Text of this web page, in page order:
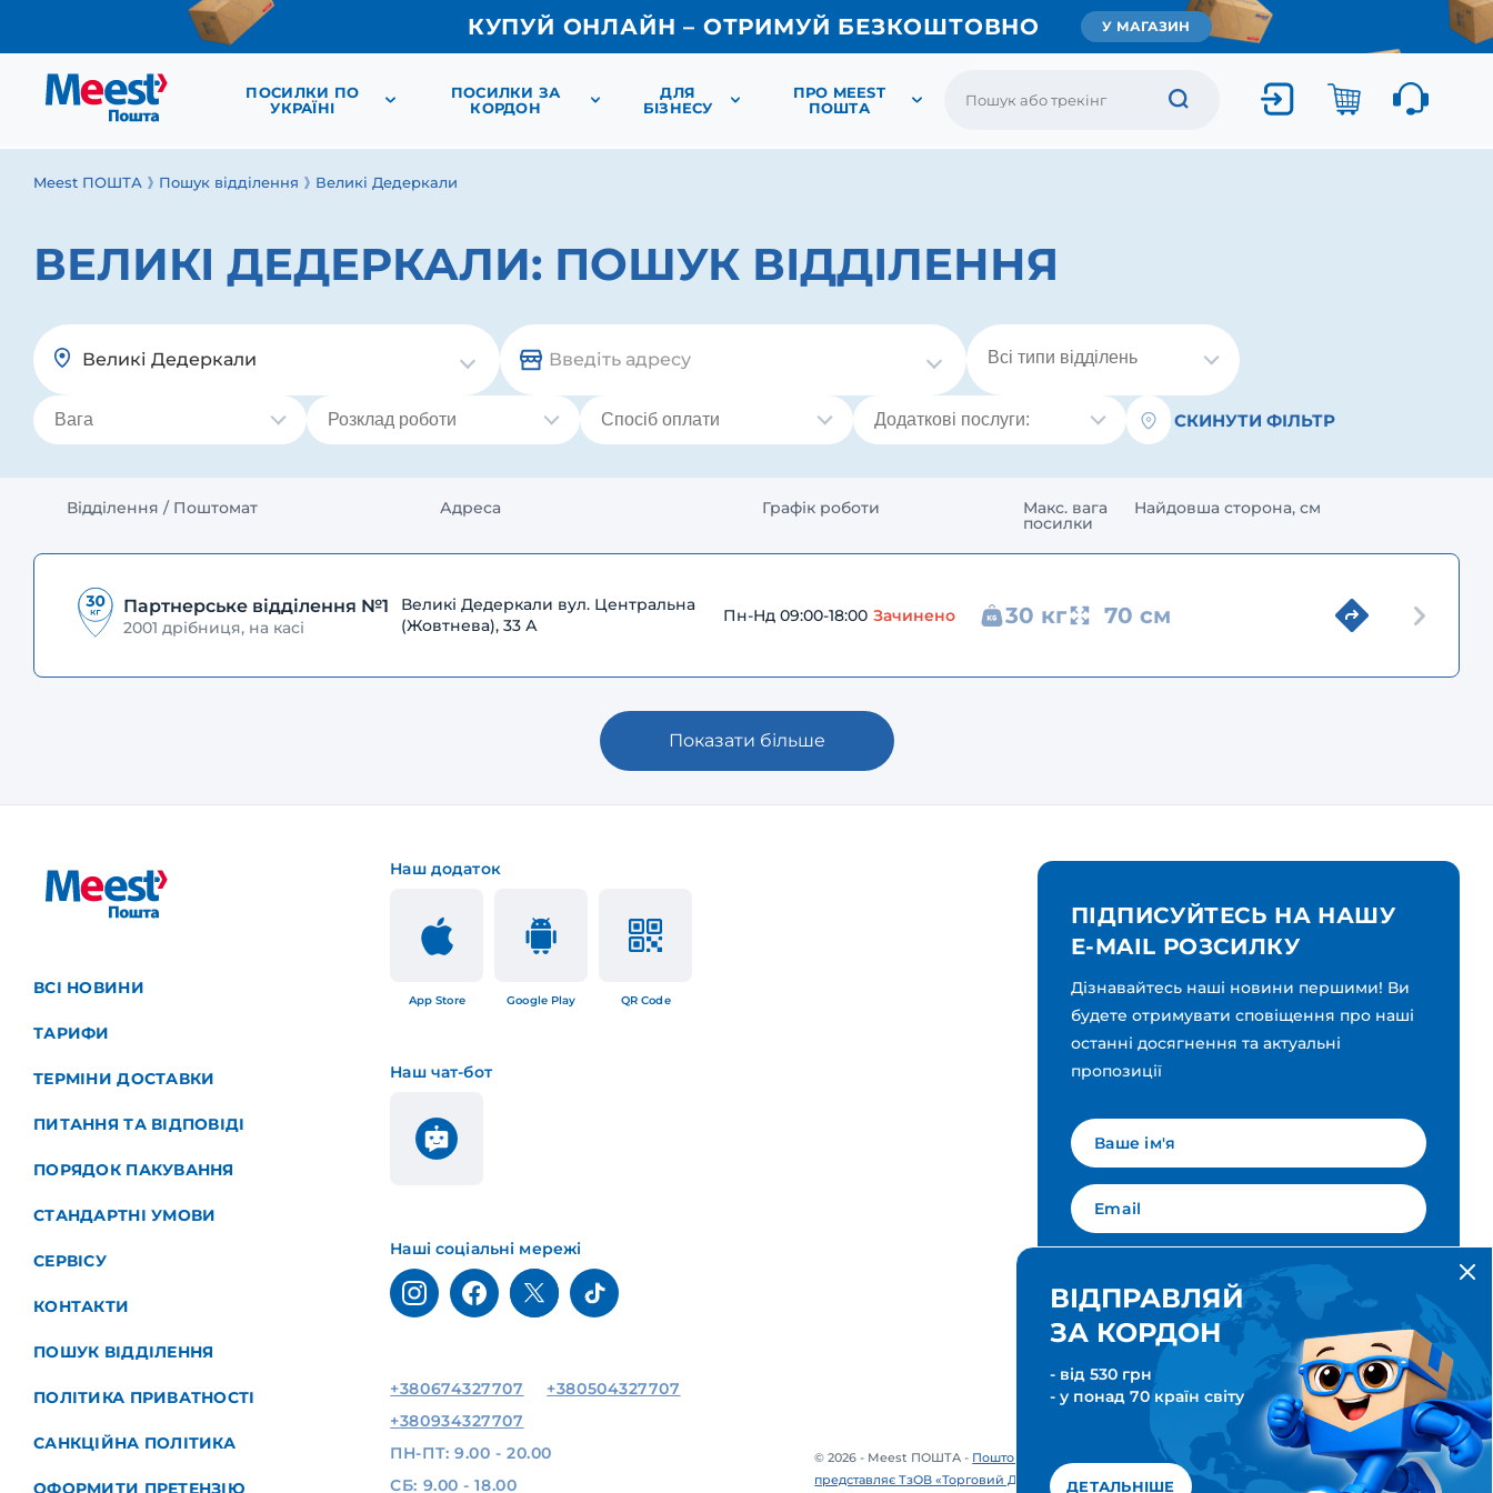
КУПУЙ ОНЛАЙН – ОТРИМУЙ БЕЗКОШТОВНО У МАГАЗИН
ПОСИЛКИ ПО
УКРАЇНІ
ПОСИЛКИ ЗА
КОРДОН
ДЛЯ
БІЗНЕСУ
ПРО MEEST
ПОШТА
Meest ПОШТА Пошук відділення Великі Дедеркали
ВЕЛИКІ ДЕДЕРКАЛИ: ПОШУК ВІДДІЛЕННЯ
Великі Дедеркали Введіть адресу
СКИНУТИ ФІЛЬТР
Відділення / Поштомат Адреса Графік роботи Макс. вага
посилки
Найдовша сторона, см
Партнерське відділення №1
2001 дрібниця, на касі
Великі Дедеркали вул. Центральна
(Жовтнева), 33 А
Пн-Нд 09:00-18:00 Зачинено 30 кг 70 см
Показати більше
ВСІ НОВИНИ
ТАРИФИ
ТЕРМІНИ ДОСТАВКИ
ПИТАННЯ ТА ВІДПОВІДІ
ПОРЯДОК ПАКУВАННЯ
СТАНДАРТНІ УМОВИ
СЕРВІСУ
КОНТАКТИ
ПОШУК ВІДДІЛЕННЯ
ПОЛІТИКА ПРИВАТНОСТІ
САНКЦІЙНА ПОЛІТИКА
ОФОРМИТИ ПРЕТЕНЗІЮ
Наш додаток
App Store Google Play QR Code
Наш чат-бот
Наші соціальні мережі
+380674327707
+380504327707
+380934327707
ПН-ПТ: 9.00 - 20.00
СБ: 9.00 - 18.00
ПІДПИСУЙТЕСЬ НА НАШУ
E-MAIL РОЗСИЛКУ
Дізнавайтесь наші новини першими! Ви
будете отримувати сповіщення про наші
останні досягнення та актуальні
пропозиції
Мова для вашої розсилки Українська
ПІДПИСАТИСЯ
© 2026 - Meest ПОШТА - Поштові & Транспортні послуги. Всі права захищені. Meest ПОШТА®
представляє ТзОВ «Торговий Дім «Міст Експрес».
ВІДПРАВЛЯЙ
ЗА КОРДОН
- від 530 грн
- у понад 70 країн світу
ДЕТАЛЬНІШЕ